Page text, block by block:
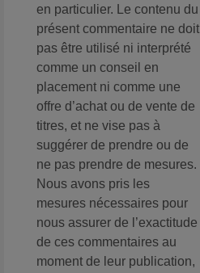
en particulier. Le contenu du
présent commentaire ne doit
pas être utilisé ni interprété
comme un conseil en
placement ni comme une
offre d’achat ou de vente de
titres, et ne vise pas à
suggérer de prendre ou de
ne pas prendre de mesures.
Nous avons pris les
mesures nécessaires pour
nous assurer de l’exactitude
de ces commentaires au
moment de leur publication,